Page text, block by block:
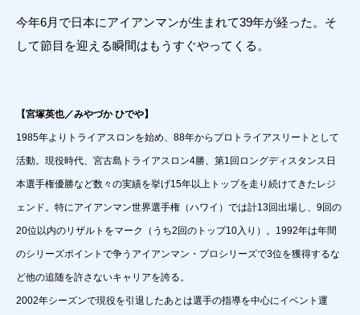
今年6月で日本にアイアンマンが生まれて39年が経った。そ
して節目を迎える瞬間はもうすぐやってくる。
【宮塚英也／みやづか ひでや】
1985年よりトライアスロンを始め、88年からプロトライアスリートとして
活動。現役時代、宮古島トライアスロン4勝、第1回ロングディスタンス日
本選手権優勝など数々の実績を挙げ15年以上トップを走り続けてきたレジ
ェンド。特にアイアンマン世界選手権（ハワイ）では計13回出場し、9回の
20位以内のリザルトをマーク（うち2回のトップ10入り）。1992年は年間
のシリーズポイントで争うアイアンマン・プロシリーズで3位を獲得するな
ど他の追随を許さないキャリアを誇る。
2002年シーズンで現役を引退したあとは選手の指導を中心にイベント運